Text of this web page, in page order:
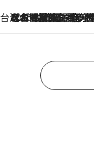
台湾ぶらぶら食べ歩き
2026.8.4
【台湾夏旅】買い物するなら“台湾の原宿”西門町へ！ お土産も自分用アイテムも揃うショッピングスポット8選